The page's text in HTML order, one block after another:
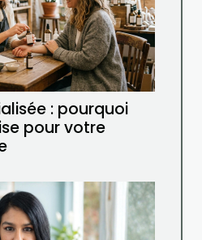
: pourquoi
pour votre